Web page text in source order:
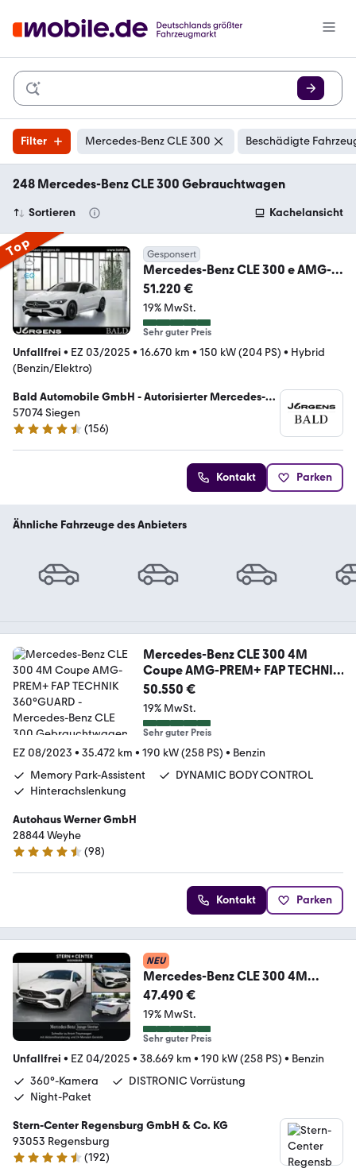
Filter Mercedes-Benz CLE 300 Beschädigte
248 Mercedes-Benz CLE 300 Gebrauchtwagen
Sortieren Kachelansicht
Top Gesponsert
Mercedes-Benz CLE 300 e AMG-
Sport/Burm/Night/DIGITAL/Mem
o/360°
51.220 €
19% MwSt.
Sehr guter Preis
Unfallfrei • EZ 03/2025 • 16.670 km • 150 kW (204 PS) • Hybrid
(Benzin/Elektro)
Bald Automobile GmbH - Autorisierter Mercedes-
Benz Verkauf und Service
57074 Siegen
4.7 Sterne
(156)
Kontakt Parken
Ähnliche Fahrzeuge des Anbieters
Mercedes-Benz CLE 300 4M
Coupe AMG-PREM+ FAP TECHNIK
360°GUARD
50.550 €
19% MwSt.
Sehr guter Preis
EZ 08/2023 • 35.472 km • 190 kW (258 PS) • Benzin
Memory Park-Assistent
DYNAMIC BODY CONTROL
Hinterachslenkung
Autohaus Werner GmbH
28844 Weyhe
4.7 Sterne
(98)
Kontakt Parken
NEU
Mercedes-Benz CLE 300 4M
Coupé
AMG+MEMORY+PANO+DIGITAL
LIGHT++
47.490 €
19% MwSt.
Sehr guter Preis
Unfallfrei • EZ 04/2025 • 38.669 km • 190 kW (258 PS) • Benzin
360°-Kamera
DISTRONIC Vorrüstung
Night-Paket
Stern-Center Regensburg GmbH & Co. KG
93053 Regensburg
4.7 Sterne
(192)